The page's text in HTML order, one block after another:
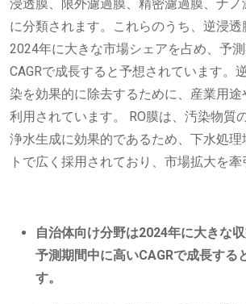
浸透膜、限外濾過膜、精密濾過膜、ナ
に分類されます。これらのうち、逆浸
2024年に大きな市場シェアを占め、予
CAGRで成長すると予想されています。
染を効果的に除去するために、産業用途
利用されています。 RO膜は、汚染物質
浄水生成に効果的であるため、下水処
トで広く採用されており、市場拡大を牽
自治体向け分野は2024年に大きな収
予測期間中に高いCAGRで成長する
す。